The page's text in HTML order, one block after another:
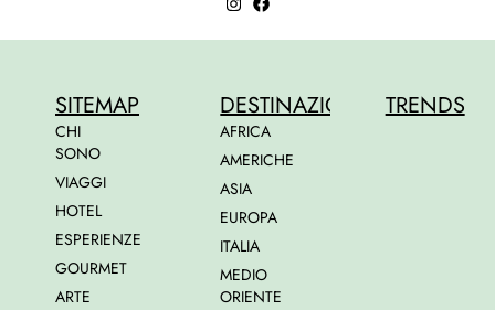
SITEMAP
CHI
SONO
VIAGGI
HOTEL
ESPERIENZE
GOURMET
ARTE
DESTINAZIONI
AFRICA
AMERICHE
ASIA
EUROPA
ITALIA
MEDIO
ORIENTE
TRENDS